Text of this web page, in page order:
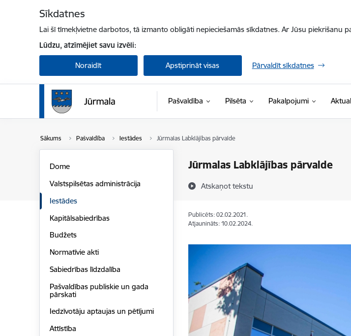
Sīkdatnes
Lai šī tīmekļvietne darbotos, tā izmanto obligāti nepieciešamās sīkdatnes. Ar Jūsu piekrišanu
Lūdzu, atzīmējiet savu izvēli:
Noraidīt Apstiprināt visas Pārvaldīt sīkdatnes
Pašvaldība Pilsēta Pakalpojumi
Sākums Pašvaldība Iestādes Jūrmalas Labklājības pārvalde
Jūrmalas Labklājības pārvalde
Atskaņot tekstu
Dome
Valstspilsētas administrācija
Iestādes
Kapitālsabiedrības
Budžets
Normatīvie akti
Sabiedrības līdzdalība
Pašvaldības publiskie un gada
pārskati
Iedzīvotāju aptaujas un pētījumi
Attīstība
Publicēts: 02.02.2021.
Atjaunināts: 10.02.2024.